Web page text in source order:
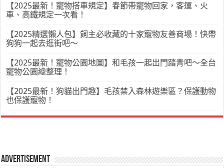
【2025最新！寵物搭車規定】春節帶寵物回家，客運、火
車、高鐵規定一次看！
【2025精選懶人包】飼主必收藏的十家寵物友善商場！快帶
狗狗一起去逛街吧～
【2025最新！寵物公園地圖】和毛孩一起出門踏青吧～全台
寵物公園總整理！
【2025最新！狗貓出門趣】毛孩禁入森林遊樂區？保護動物
也保護寵物！
Advertisement